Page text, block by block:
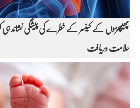
پھیپھڑوں کے کینسر کے خطرے کی پیشگی نشاندہی
علامت دریافت